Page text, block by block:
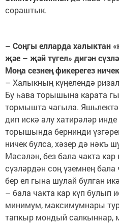
сораштык.
– Соңгы елларда халыктан
җәе – җәй түгел» дигән
Моңа сезнең фикерегез
– Халыкның күңелендә
Бу һава торышына карата
тормышта чагыла.
дип искә алу хатирәләр
торышында бернинди
ничек булса, хәзер дә нәкъ
Мәсәлән, без бала чакта
сүзләрдән соң үземнең
бер ел гына шулай булган
– бала чакта кар күп булып
минимум, максимумнары
тапкыр мондый салкыннар,